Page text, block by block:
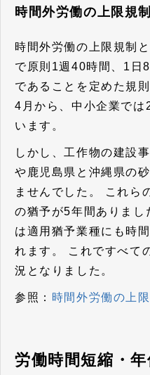
時間外労働の上限規
時間外労働の上限規制
で原則1週40時間、1日
であることを定めた規則
4月から、中小企業で
います。
しかし、工作物の建設
や鹿児島県と沖縄県の
ませんでした。
これら
の猶予が5年間ありま
は適用猶予業種にも時
れます。
これですべて
況となりました。
参照： 時間外労働の上限
労働時間短縮・